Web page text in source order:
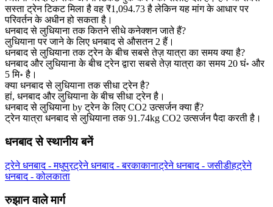
सस्ता ट्रेन टिकट मिला है वह ₹1,094.73 है लेकिन यह मांग के आधार पर
परिवर्तन के अधीन हो सकता है।
धनबाद से लुधियाना तक कितने सीधे कनेक्शन जाते हैं?
लुधियाना पर जाने के लिए धनबाद से औसतन 2 हैं।
धनबाद से लुधियाना तक ट्रेन के बीच सबसे तेज़ यात्रा का समय क्या है?
धनबाद और लुधियाना के बीच ट्रेन द्वारा सबसे तेज़ यात्रा का समय 20 घं॰ और
5 मि॰ है।
क्या धनबाद से लुधियाना तक सीधा ट्रेन है?
हां, धनबाद और लुधियाना के बीच सीधा ट्रेन है।
धनबाद से लुधियाना by ट्रेन के लिए CO2 उत्सर्जन क्या हैं?
ट्रेन यात्रा धनबाद से लुधियाना तक 91.74kg CO2 उत्सर्जन पैदा करती है।
धनबाद से स्थानीय बनें
ट्रेने धनबाद - मधुपुरट्रेने धनबाद - बरकाकानाट्रेने धनबाद - जसीडीहट्रेने
धनबाद - कोलकाता
रुझान वाले मार्ग